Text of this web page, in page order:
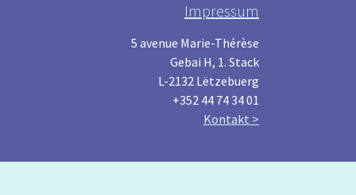
Impressum
5 avenue Marie-Thérèse
Gebai H, 1. Stack
L-2132 Lëtzebuerg
+352 44 74 34 01
Kontakt >